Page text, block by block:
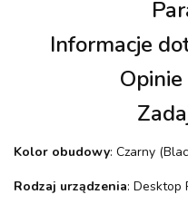
Informacje
Kolor obudowy: Czarny
Rodzaj urządzenia: Desktop